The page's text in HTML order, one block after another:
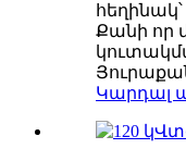
հեղինակ՝
Քանի որ
Կարդալ